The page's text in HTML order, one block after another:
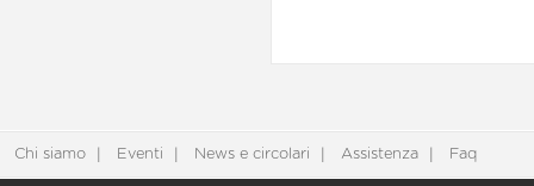
Chi siamo Eventi News e circolari Assistenza Faq